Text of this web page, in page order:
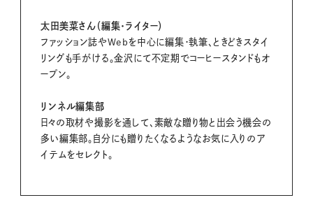
太田美菜さん（編集・ライター）
ファッション誌やWebを中心に編集・執筆、ときどきスタイ
リングも手がける。金沢にて不定期でコーヒースタンドもオ
ープン。
リンネル編集部
日々の取材や撮影を通して、素敵な贈り物と出会う機会の
多い編集部。自分にも贈りたくなるようなお気に入りのア
イテムをセレクト。